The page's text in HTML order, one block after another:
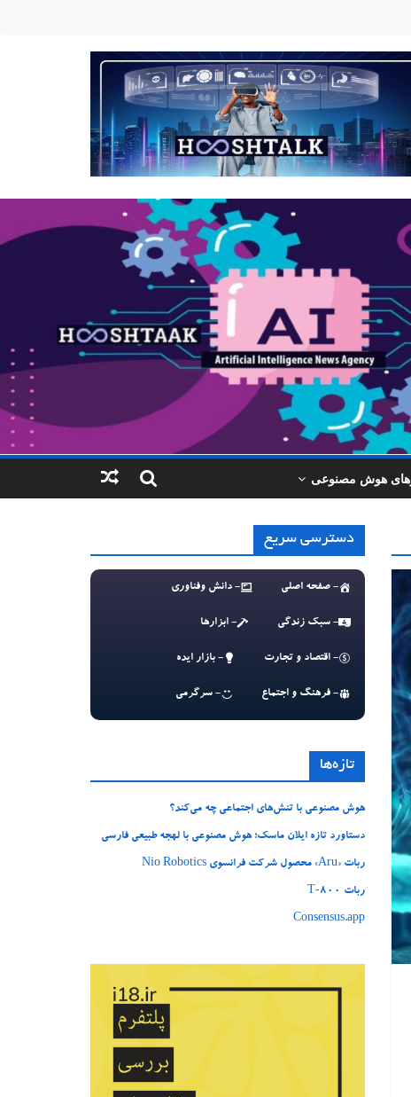
هوش مصنوعی
دسترسی سریع
- صفحه اصلی - دانش وفناوری
- سبک زندگی - ابزارها
- اقتصاد و تجارت - بازار ایده
- فرهنگ و اجتماع - سرگرمی
تازه‌ها
هوش مصنوعی با تنش‌های اجتماعی چه می‌کند؟
دستاورد تازه ایلان ماسک؛ هوش مصنوعی با لهجه طبیعی فارسی
ربات «Aru» محصول شرکت فرانسوی Nio Robotics
ربات T‑800
Consensus.app